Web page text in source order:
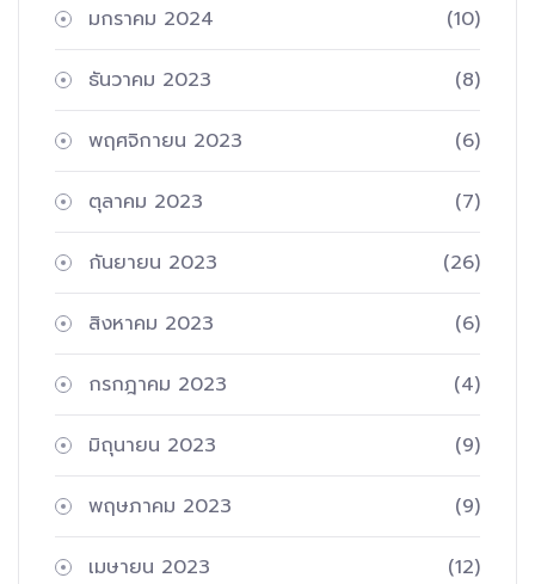
มกราคม 2024 (10)
ธันวาคม 2023 (8)
พฤศจิกายน 2023 (6)
ตุลาคม 2023 (7)
กันยายน 2023 (26)
สิงหาคม 2023 (6)
กรกฎาคม 2023 (4)
มิถุนายน 2023 (9)
พฤษภาคม 2023 (9)
เมษายน 2023 (12)